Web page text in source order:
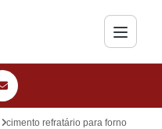
cimento refratário para forno